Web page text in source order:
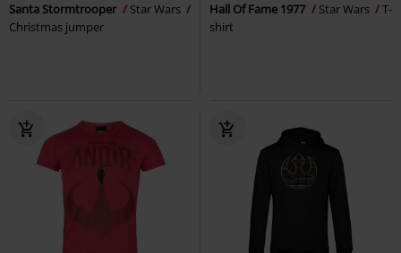
Santa Stormtrooper
Star Wars
Christmas jumper
Hall Of Fame 1977 Star Wars
T-
shirt